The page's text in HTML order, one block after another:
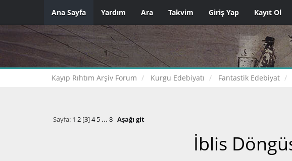
Ana Sayfa Yardım Ara Takvim Giriş Yap Kayıt Ol
Kayıp Rıhtım Arşiv Forum Kurgu Edebiyatı Fantastik Edebiyat
Sayfa: 1 2[3]4 5 ... 8 Aşağı git
İblis